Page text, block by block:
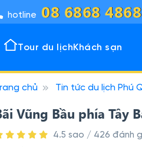
hotline 08 6868 4868
Tour du lịchKhách sạn
chủ Tin tức du lịch Phú
Vũng Bầu phía Tây
4.5 sao / 426 đánh